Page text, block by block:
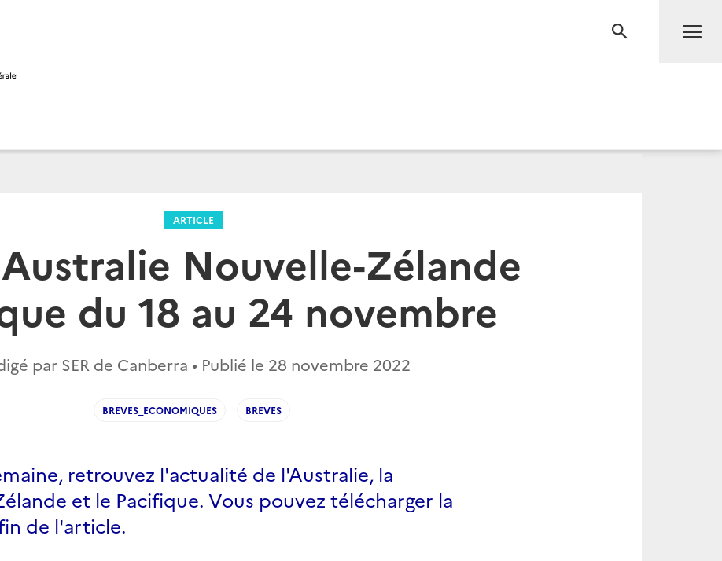
RECHERCHE
ARTICLE
Nouvelle-Zélande
du 18 au 24 novembre
par SER de Canberra • Publié le 28 novembre 2022
BREVES_ECONOMIQUES BREVES
retrouvez l'actualité de l'Australie, la
et le Pacifique. Vous pouvez télécharger la
de l'article.